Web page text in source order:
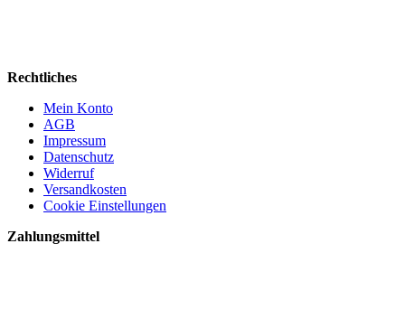
Rechtliches
Mein Konto
AGB
Impressum
Datenschutz
Widerruf
Versandkosten
Cookie Einstellungen
Zahlungsmittel